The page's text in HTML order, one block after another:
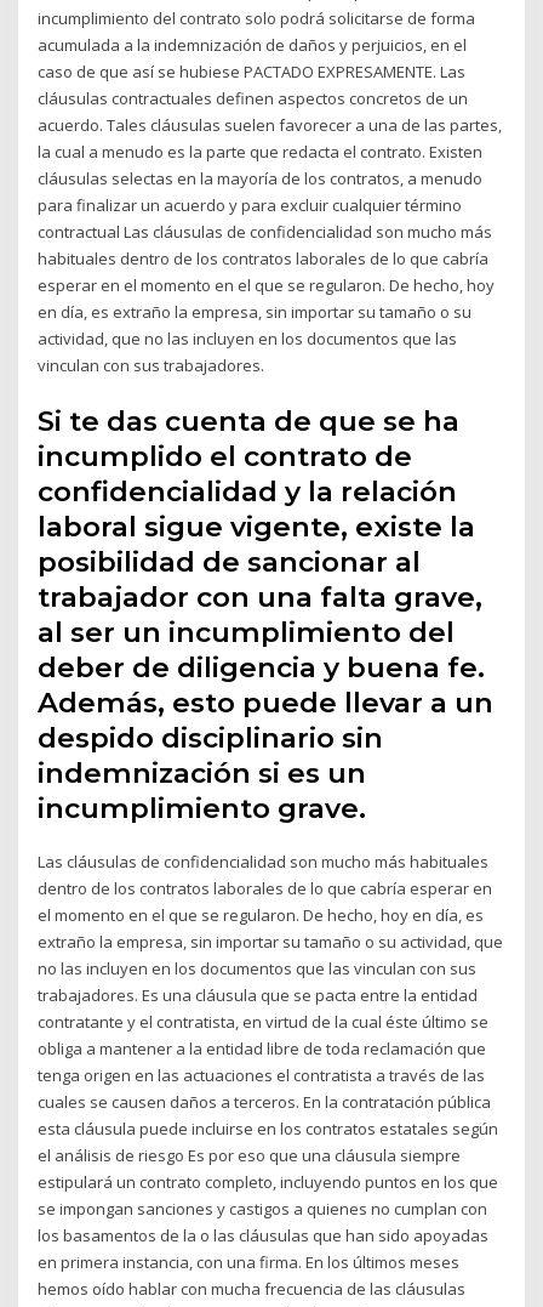
incumplimiento del contrato solo podrá solicitarse de forma
acumulada a la indemnización de daños y perjuicios, en el
caso de que así se hubiese PACTADO EXPRESAMENTE. Las
cláusulas contractuales definen aspectos concretos de un
acuerdo. Tales cláusulas suelen favorecer a una de las partes,
la cual a menudo es la parte que redacta el contrato. Existen
cláusulas selectas en la mayoría de los contratos, a menudo
para finalizar un acuerdo y para excluir cualquier término
contractual Las cláusulas de confidencialidad son mucho más
habituales dentro de los contratos laborales de lo que cabría
esperar en el momento en el que se regularon. De hecho, hoy
en día, es extraño la empresa, sin importar su tamaño o su
actividad, que no las incluyen en los documentos que las
vinculan con sus trabajadores.
Si te das cuenta de que se ha
incumplido el contrato de
confidencialidad y la relación
laboral sigue vigente, existe la
posibilidad de sancionar al
trabajador con una falta grave,
al ser un incumplimiento del
deber de diligencia y buena fe.
Además, esto puede llevar a un
despido disciplinario sin
indemnización si es un
incumplimiento grave.
Las cláusulas de confidencialidad son mucho más habituales
dentro de los contratos laborales de lo que cabría esperar en
el momento en el que se regularon. De hecho, hoy en día, es
extraño la empresa, sin importar su tamaño o su actividad, que
no las incluyen en los documentos que las vinculan con sus
trabajadores. Es una cláusula que se pacta entre la entidad
contratante y el contratista, en virtud de la cual éste último se
obliga a mantener a la entidad libre de toda reclamación que
tenga origen en las actuaciones el contratista a través de las
cuales se causen daños a terceros. En la contratación pública
esta cláusula puede incluirse en los contratos estatales según
el análisis de riesgo Es por eso que una cláusula siempre
estipulará un contrato completo, incluyendo puntos en los que
se impongan sanciones y castigos a quienes no cumplan con
los basamentos de la o las cláusulas que han sido apoyadas
en primera instancia, con una firma. En los últimos meses
hemos oído hablar con mucha frecuencia de las cláusulas